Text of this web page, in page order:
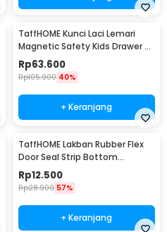
TaffHOME Kunci Laci Lemari
Magnetic Safety Kids Drawer 8
Lock 2 Key - LK-004-KB
Rp63.600
Rp105.900 40%
+ Keranjang
TaffHOME Lakban Rubber Flex
Door Seal Strip Bottom
Waterproof 35mmx5M - TP39
Rp12.500
Rp28.900 57%
+ Keranjang